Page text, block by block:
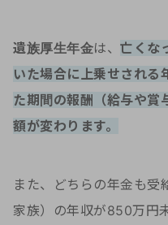
遺族厚生年金は、 亡くな
いた場合に上乗せされる
た期間の報酬（給与や賞
額が変わります。
また、どちらの年金も受
家族）の年収が850万円